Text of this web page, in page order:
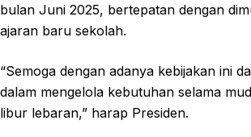
bulan Juni 2025, bertepatan dengan
ajaran baru sekolah.
“Semoga dengan adanya kebijakan ini
dalam mengelola kebutuhan selama
libur lebaran,” harap Presiden.